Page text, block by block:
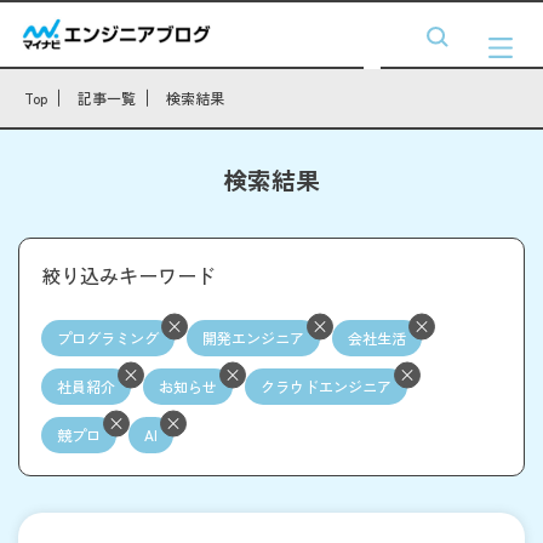
Top 記事一覧 検索結果
検索結果
絞り込みキーワード
プログラミング 開発エンジニア 会社生活
社員紹介 お知らせ クラウドエンジニア
競プロ AI